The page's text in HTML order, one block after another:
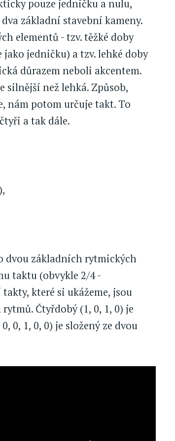
pouze jedničku a nulu,
základní stavební kameny.
elementů - tzv. těžké doby
jedničku) a tzv. lehké doby
důrazem neboli akcentem.
silnější než lehká. Způsob,
nám potom určuje takt. To
a tak dále.
dvou základních rytmických
taktu (obvykle 2/4 -
které si ukážeme, jsou
Čtyřdobý (1, 0, 1, 0) je
0, 1, 0, 0) je složený ze dvou